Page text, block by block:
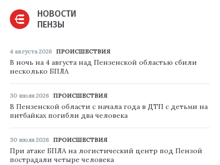
НОВОСТИ
ПЕНЗЫ
4 августа 2026 ПРОИСШЕСТВИЯ
В ночь на 4 августа над Пензенской областью сбили
несколько БПЛА
30 июля 2026 ПРОИСШЕСТВИЯ
В Пензенской области с начала года в ДТП с детьми на
питбайках погибли два человека
30 июля 2026 ПРОИСШЕСТВИЯ
При атаке БПЛА на логистический центр под Пензой
пострадали четыре человека